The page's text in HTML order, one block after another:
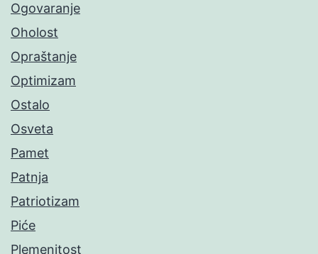
Ogovaranje
Oholost
Opraštanje
Optimizam
Ostalo
Osveta
Pamet
Patnja
Patriotizam
Piće
Plemenitost